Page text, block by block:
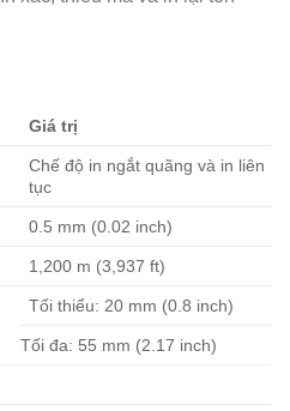
Giá trị
Chế độ in ngắt quãng và in liên
tục
0.5 mm (0.02 inch)
1,200 m (3,937 ft)
Tối thiểu: 20 mm (0.8 inch)
Tối đa: 55 mm (2.17 inch)